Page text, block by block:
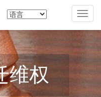
切
换
导
维权